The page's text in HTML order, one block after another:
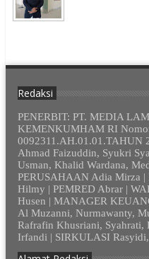
Redaksi
PENERBIT: PT. MEDIA
KEMENKUMHAM RI
0092311.AH.01.01.TAHUN
Ahmad Faizuddin, Syukri
Usman, Khalid Wardana,
PERUSAHAAN Adia Mirza
Hilmy | PEMRED Abrar |
Husen | MANAGER
Al Muzanni, Nurmawanty,
Rafrafin Khusriani,
Irfandi | SIRKULASI